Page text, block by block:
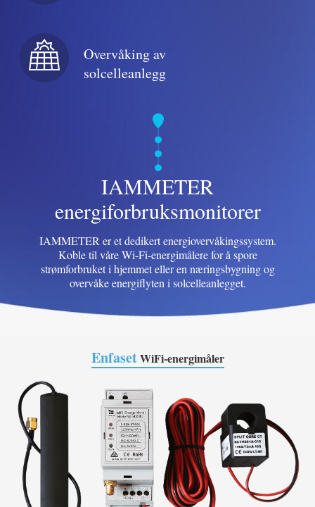
Utforsk nettstedet
PV-rangering
Overvåking av
solcelleanlegg
IAMMETER
energiforbruksmonitorer
IAMMETER er et dedikert energiovervåkingssystem.
Koble til våre Wi-Fi-energimålere for å spore
strømforbruket i hjemmet eller en næringsbygning og
overvåke energiflyten i solcelleanlegget.
EnfasetWiFi-energimåler